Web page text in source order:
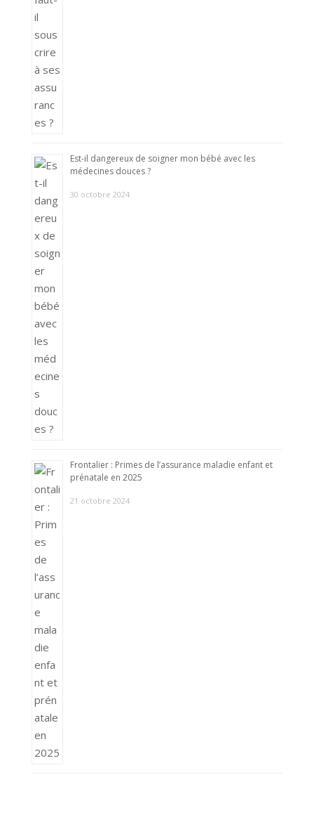
Est-il dangereux de soigner mon bébé avec les
médecines douces ?
30 octobre 2024
Frontalier : Primes de l’assurance maladie enfant et
prénatale en 2025
21 octobre 2024